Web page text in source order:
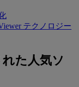
テクノロジー
た人気ソ